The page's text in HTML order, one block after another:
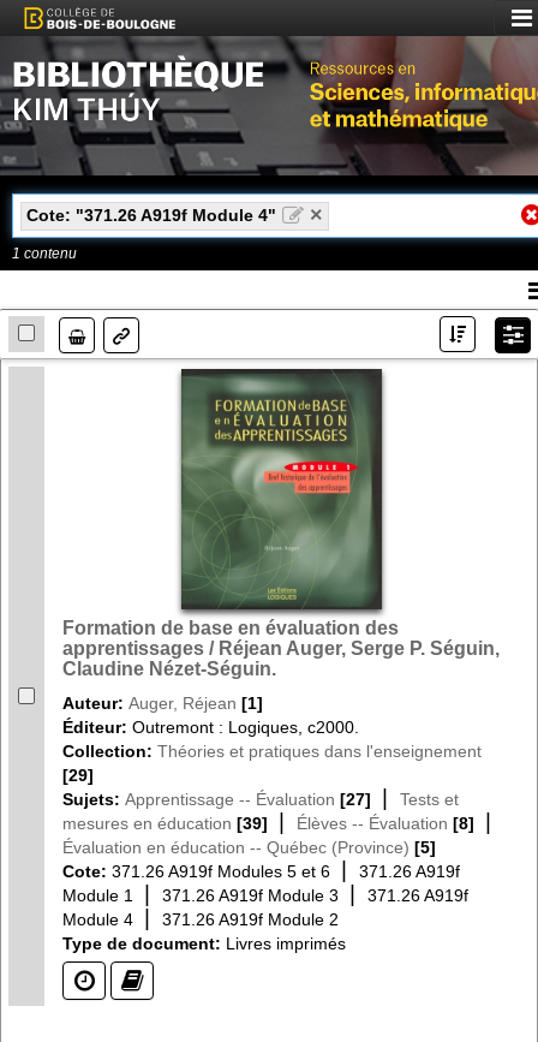
le
Cote: "371.26 A919f Module 4" ×
1 contenu
Lien
Formation de base en évaluation des
apprentissages / Réjean Auger, Serge P. Séguin,
Claudine Nézet-Séguin.
Auteur: Auger, Réjean [1]
Éditeur: Outremont : Logiques, c2000.
Collection: Théories et pratiques dans l'enseignement
[29]
Sujets: Apprentissage -- Évaluation [27]
Tests et
mesures en éducation [39] Élèves -- Évaluation [8]
Évaluation en éducation -- Québec (Province) [5]
Cote: 371.26 A919f Modules 5 et 6
371.26 A919f
Module 1
371.26 A919f Module 3
371.26 A919f
Module 4
371.26 A919f Module 2
Type de document: Livres imprimés
(?) (?)